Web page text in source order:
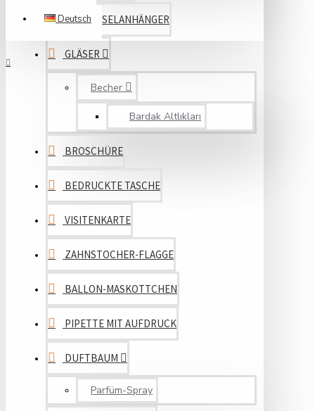
Deutsch
SCHLÜSSELANHÄNGER
GLÄSER
Becher
Bardak Altlıkları
BROSCHÜRE
BEDRUCKTE TASCHE
VISITENKARTE
ZAHNSTOCHER-FLAGGE
BALLON-MASKOTTCHEN
PIPETTE MIT AUFDRUCK
DUFTBAUM
Parfüm-Spray